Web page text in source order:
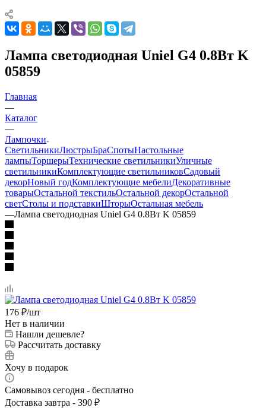
Лампа светодиодная Uniel G4 0.8Вт K
05859
Главная
—
Каталог
—
Лампочки
СветильникиЛюстрыБраСпотыНастольные
лампыТоршерыТехнические светильникиУличные
светильникиКомплектующие светильниковСадовый
декорНовый годКомплектующие мебелиДекоративные
товарыОстальной текстильОстальной декорОстальной
светСтолы и подставкиШторыОстальная мебель
—Лампа светодиодная Uniel G4 0.8Вт K 05859
176 ₽/шт
Нет в наличии
Нашли дешевле?
Рассчитать доставку
Хочу в подарок
Самовывоз сегодня - бесплатно
Доставка завтра - 390 ₽